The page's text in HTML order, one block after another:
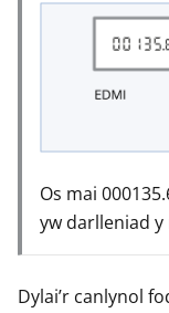
Os mai
yw darlleniad
Dylai’r canlynol